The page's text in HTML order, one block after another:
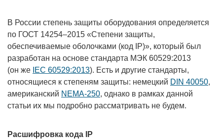
В России степень защиты оборудования определяется
по ГОСТ 14254–2015 «Степени защиты,
обеспечиваемые оболочками (код IP)», который был
разработан на основе стандарта МЭК 60529:2013
(он же IEC 60529:2013). Есть и другие стандарты,
относящиеся к степеням защиты: немецкий DIN 40050,
американский NEMA-250, однако в рамках данной
статьи их мы подробно рассматривать не будем.
Расшифровка кода IP